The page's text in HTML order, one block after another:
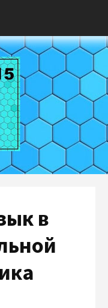
в